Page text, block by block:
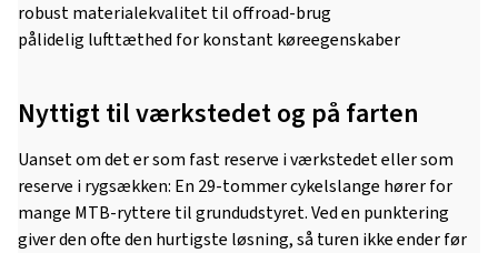
robust materialekvalitet til offroad-brug
pålidelig lufttæthed for konstant køreegenskaber
Nyttigt til værkstedet og på farten
Uanset om det er som fast reserve i værkstedet eller som
reserve i rygsækken: En 29-tommer cykelslange hører for
mange MTB-ryttere til grundudstyret. Ved en punktering
giver den ofte den hurtigste løsning, så turen ikke ender før